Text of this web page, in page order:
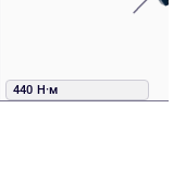
440 Н·м